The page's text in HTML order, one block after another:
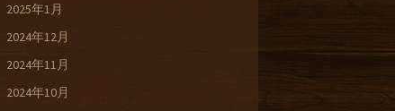
2025年1月
2024年12月
2024年11月
2024年10月